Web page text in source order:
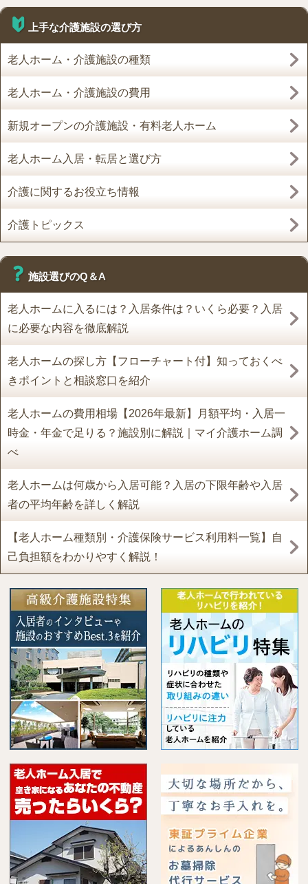
上手な介護施設の選び方
老人ホーム・介護施設の種類
老人ホーム・介護施設の費用
新規オープンの介護施設・有料老人ホーム
老人ホーム入居・転居と選び方
介護に関するお役立ち情報
介護トピックス
施設選びのQ＆A
老人ホームに入るには？入居条件は？いくら必要？入居
に必要な内容を徹底解説
老人ホームの探し方【フローチャート付】知っておくべ
きポイントと相談窓口を紹介
老人ホームの費用相場【2026年最新】月額平均・入居一
時金・年金で足りる？施設別に解説｜マイ介護ホーム調
べ
老人ホームは何歳から入居可能？入居の下限年齢や入居
者の平均年齢を詳しく解説
【老人ホーム種類別・介護保険サービス利用料一覧】自
己負担額をわかりやすく解説！